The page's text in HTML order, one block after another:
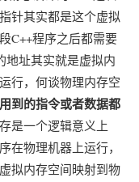
针其实都是这个虚拟
C++程序之后都需要
地址其实就是虚拟内
行，何谈物理内存空
到的指令或者数据都
是一个逻辑意义上
在物理机器上运行，
拟内存空间映射到物